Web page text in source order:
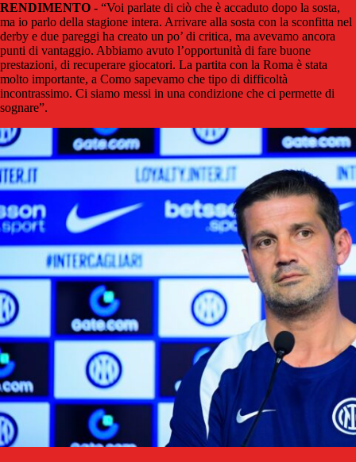
RENDIMENTO - “Voi parlate di ciò che è accaduto dopo la sosta,
ma io parlo della stagione intera. Arrivare alla sosta con la sconfitta nel
derby e due pareggi ha creato un po’ di critica, ma avevamo ancora
punti di vantaggio. Abbiamo avuto l’opportunità di fare buone
prestazioni, di recuperare giocatori. La partita con la Roma è stata
molto importante, a Como sapevamo che tipo di difficoltà
incontrassimo. Ci siamo messi in una condizione che ci permette di
sognare”.